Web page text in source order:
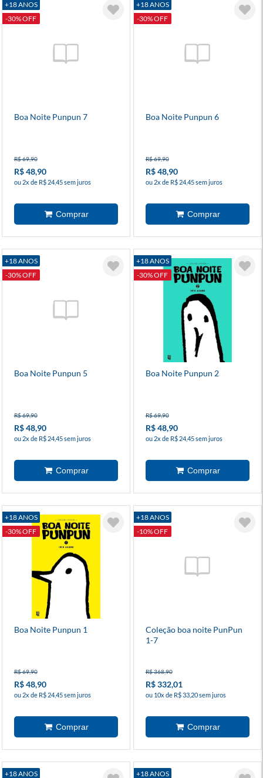
+18 ANOS
-30% OFF
Boa Noite Punpun 7
R$ 69,90
R$ 48,90
ou 2x de R$ 24,45 sem juros
+18 ANOS
-30% OFF
Boa Noite Punpun 6
R$ 69,90
R$ 48,90
ou 2x de R$ 24,45 sem juros
+18 ANOS
-30% OFF
Boa Noite Punpun 5
R$ 69,90
R$ 48,90
ou 2x de R$ 24,45 sem juros
+18 ANOS
-30% OFF
Boa Noite Punpun 2
R$ 69,90
R$ 48,90
ou 2x de R$ 24,45 sem juros
+18 ANOS
-30% OFF
Boa Noite Punpun 1
R$ 69,90
R$ 48,90
ou 2x de R$ 24,45 sem juros
+18 ANOS
-10% OFF
Coleção boa noite PunPun
1-7
R$ 368,90
R$ 332,01
ou 10x de R$ 33,20 sem juros
+18 ANOS
+18 ANOS